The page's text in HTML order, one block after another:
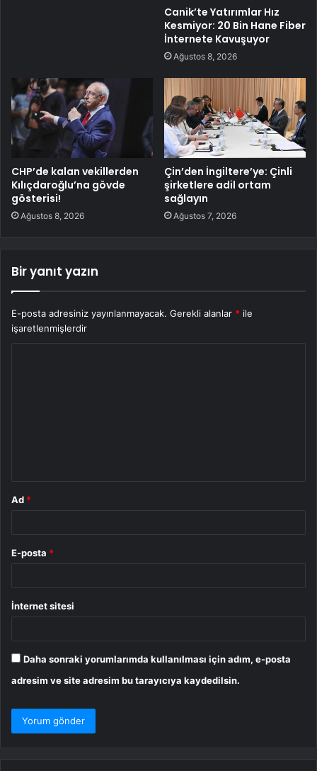
Canik’te Yatırımlar Hız
Kesmiyor: 20 Bin Hane Fiber
İnternete Kavuşuyor
Ağustos 8, 2026
CHP’de kalan vekillerden
Kılıçdaroğlu’na gövde
gösterisi!
Ağustos 8, 2026
Çin’den İngiltere’ye: Çinli
şirketlere adil ortam
sağlayın
Ağustos 7, 2026
Bir yanıt yazın
E-posta adresiniz yayınlanmayacak. Gerekli alanlar * ile
işaretlenmişlerdir
Ad *
E-posta *
İnternet sitesi
Daha sonraki yorumlarımda kullanılması için adım, e-posta
adresim ve site adresim bu tarayıcıya kaydedilsin.